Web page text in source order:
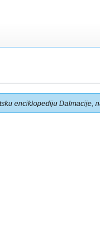
enciklopediju Dalmacije,